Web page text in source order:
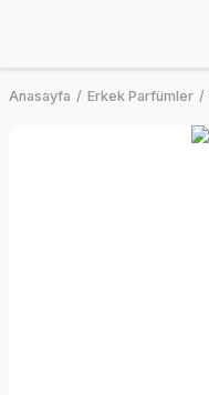
Anasayfa Erkek Parfümler